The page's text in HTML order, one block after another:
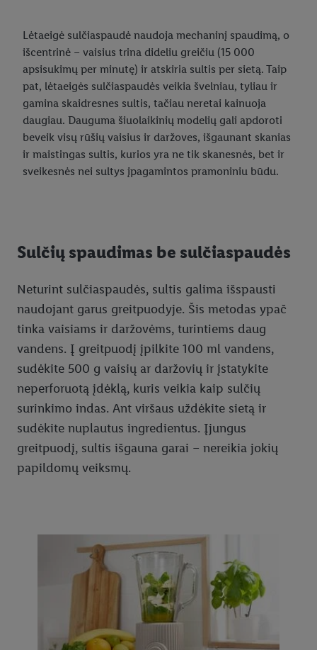
Lėtaeigė sulčiaspaudė naudoja mechaninį spaudimą, o
išcentrinė – vaisius trina dideliu greičiu (15 000
apsisukimų per minutę) ir atskiria sultis per sietą. Taip
pat, lėtaeigės sulčiaspaudės veikia švelniau, tyliau ir
gamina skaidresnes sultis, tačiau neretai kainuoja
daugiau. Dauguma šiuolaikinių modelių gali apdoroti
beveik visų rūšių vaisius ir daržoves, išgaunant skanias
ir maistingas sultis, kurios yra ne tik skanesnės, bet ir
sveikesnės nei sultys įpagamintos pramoniniu būdu.
Sulčių spaudimas be sulčiaspaudės
Neturint sulčiaspaudės, sultis galima išspausti
naudojant garus greitpuodyje. Šis metodas ypač
tinka vaisiams ir daržovėms, turintiems daug
vandens. Į greitpuodį įpilkite 100 ml vandens,
sudėkite 500 g vaisių ar daržovių ir įstatykite
neperforuotą įdėklą, kuris veikia kaip sulčių
surinkimo indas. Ant viršaus uždėkite sietą ir
sudėkite nuplautus ingredientus. Įjungus
greitpuodį, sultis išgauna garai – nereikia jokių
papildomų veiksmų.